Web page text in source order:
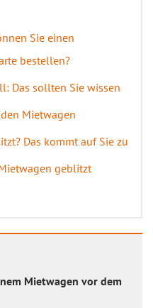
Sie einen
bestellen?
Das sollten Sie wissen
Mietwagen
Das kommt auf Sie zu
geblitzt
Mietwagen vor dem